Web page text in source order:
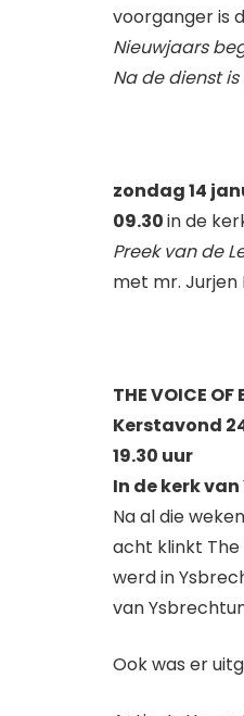
voorganger is
Nieuwjaars
Na de dienst
zondag 14
09.30in de
Preek van de
met mr. Jurjen
THE VOICE OF
Kerstavond
19.30 uur
In de kerk
Na al die
acht klinkt The
werd in
van
Ook was er